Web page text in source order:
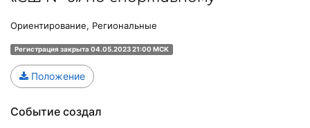
Ориентирование, Региональные
Регистрация закрыта 04.05.2023 21:00 МСК
Положение
Событие создал